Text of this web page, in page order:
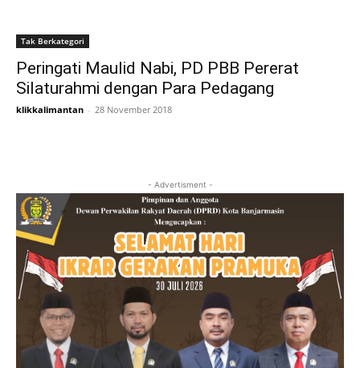
Tak Berkategori
Peringati Maulid Nabi, PD PBB Pererat
Silaturahmi dengan Para Pedagang
klikkalimantan - 28 November 2018
- Advertisment -